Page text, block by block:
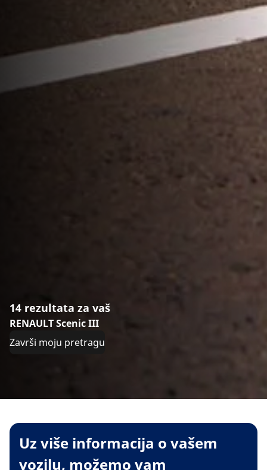
14 rezultata za vaš
RENAULT Scenic III
Završi moju pretragu
Uz više informacija o vašem
vozilu, možemo vam